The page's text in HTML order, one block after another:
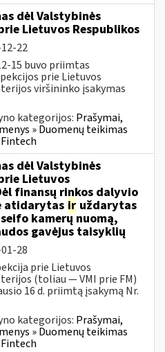
dėl Valstybinės
Lietuvos Respublikos
22
15 buvo priimtas
prie Lietuvos
viršininko įsakymas
kategorijos: Prašymai,
» Duomenų teikimas
dėl Valstybinės
Lietuvos
finansų rinkos dalyvio
atidarytas ir uždarytas
kamerų nuomą,
gavėjus taisyklių
28
prie Lietuvos
(toliau — VMI prie FM)
16 d. priimtą įsakymą Nr.
kategorijos: Prašymai,
» Duomenų teikimas